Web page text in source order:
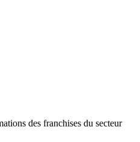
des franchises du secteur